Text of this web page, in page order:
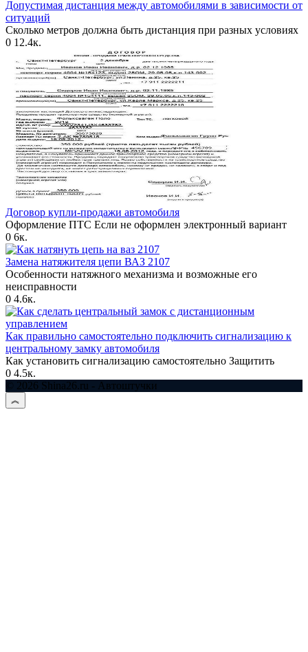
Допустимая дистанция между автомобилями в зависимости от
ситуаций
Сколько метров должна быть дистанция при разных условиях
0 12.4к.
Договор купли-продажи автомобиля
Оформление ПТС Если не оформлен электронный вариант
0 6к.
Замена натяжителя цепи ВАЗ 2107
Особенности натяжного механизма и возможные его
неисправности
0 4.6к.
Как правильно самостоятельно подключить сигнализацию к
центральному замку автомобиля
Как установить сигнализацию самостоятельно Защитить
0 4.5к.
© 2026 Shina26.ru - Автоштучки